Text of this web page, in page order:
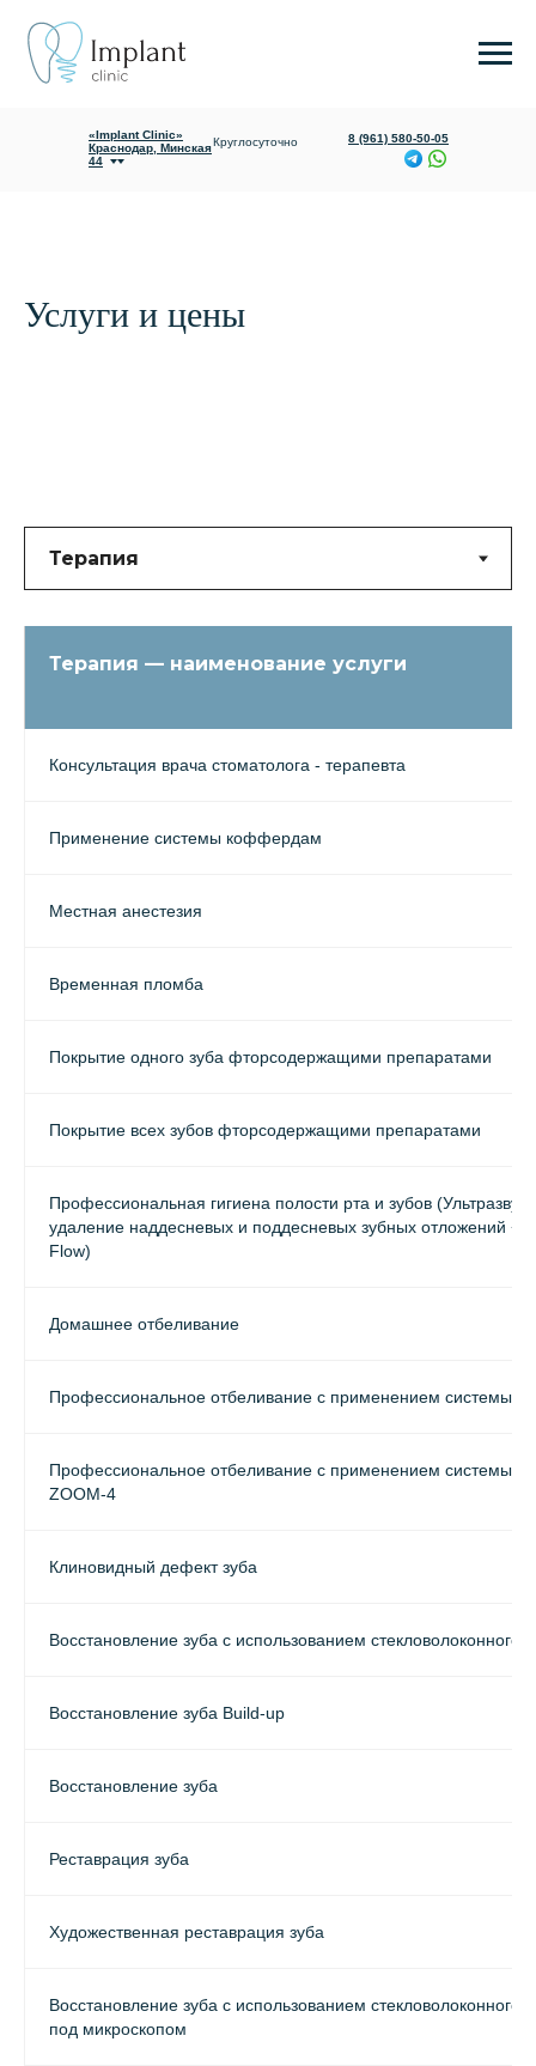
«Implant Clinic»
Краснодар, Минская
44
Круглосуточно 8 (961) 580-50-05
«Implant Clinic»
Яблоновский,
Гагарина 165/1
Услуги и цены
Терапия — наименование услуги
Консультация врача стоматолога - терапевта
Применение системы коффердам
Местная анестезия
Временная пломба
Покрытие одного зуба фторсодержащими препаратами
Покрытие всех зубов фторсодержащими препаратами
Профессиональная гигиена полости рта и зубов
удаление наддесневых и поддесневых зубных отложений +
Flow)
Домашнее отбеливание
Профессиональное отбеливание с применением системы
Профессиональное отбеливание с применением системы и
ZOOM-4
Клиновидный дефект зуба
Восстановление зуба с использованием стекловолоконного
Восстановление зуба Build-up
Восстановление зуба
Реставрация зуба
Художественная реставрация зуба
Восстановление зуба с использованием стекловолоконного
под микроскопом